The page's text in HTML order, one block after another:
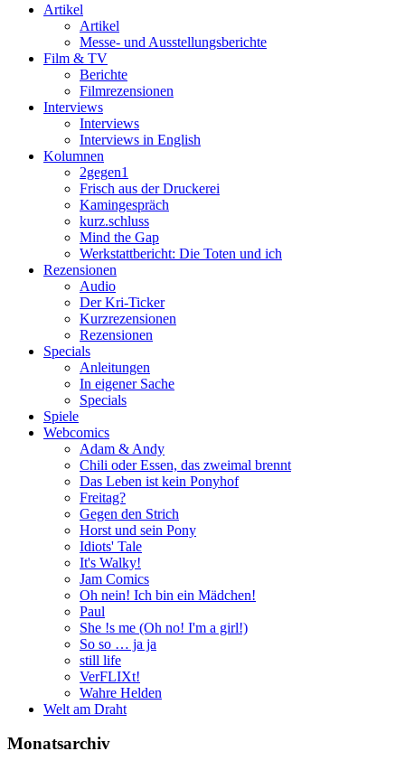
Artikel
Artikel
Messe- und Ausstellungsberichte
Film & TV
Berichte
Filmrezensionen
Interviews
Interviews
Interviews in English
Kolumnen
2gegen1
Frisch aus der Druckerei
Kamingespräch
kurz.schluss
Mind the Gap
Werkstattbericht: Die Toten und ich
Rezensionen
Audio
Der Kri-Ticker
Kurzrezensionen
Rezensionen
Specials
Anleitungen
In eigener Sache
Specials
Spiele
Webcomics
Adam & Andy
Chili oder Essen, das zweimal brennt
Das Leben ist kein Ponyhof
Freitag?
Gegen den Strich
Horst und sein Pony
Idiots' Tale
It's Walky!
Jam Comics
Oh nein! Ich bin ein Mädchen!
Paul
She !s me (Oh no! I'm a girl!)
So so … ja ja
still life
VerFLIXt!
Wahre Helden
Welt am Draht
Monatsarchiv